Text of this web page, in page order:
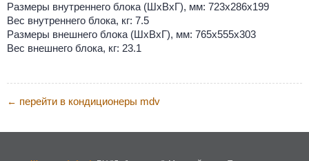
Размеры внутреннего блока (ШхВхГ), мм: 723х286х199
Вес внутреннего блока, кг: 7.5
Размеры внешнего блока (ШхВхГ), мм: 765х555х303
Вес внешнего блока, кг: 23.1
← перейти в кондиционеры mdv